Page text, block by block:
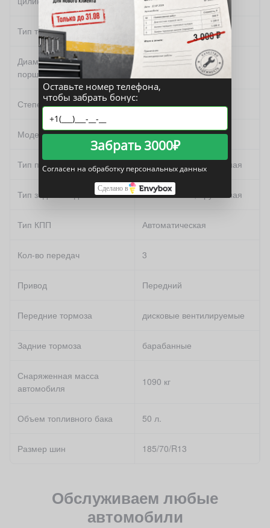
Тип топлива 95
Диаметр цилиндра и ход
поршня
80.6x86 мм
Степень сжатия 9
Модель двигателя 4g37
Тип передней подвески независимая, пружинная
Тип задней подвески независимая, пружинная
Тип КПП Автоматическая
Кол-во передач 3
Привод Передний
Передние тормоза дисковые вентилируемые
Задние тормоза барабанные
Снаряженная масса
автомобиля
1090 кг
Объем топливного бака 50 л.
Размер шин 185/70/R13
Обслуживаем любые
автомобили
Оставьте номер телефона,
чтобы забрать бонус:
Забрать 3000₽
Согласен на обработку персональных данных
Сделано в